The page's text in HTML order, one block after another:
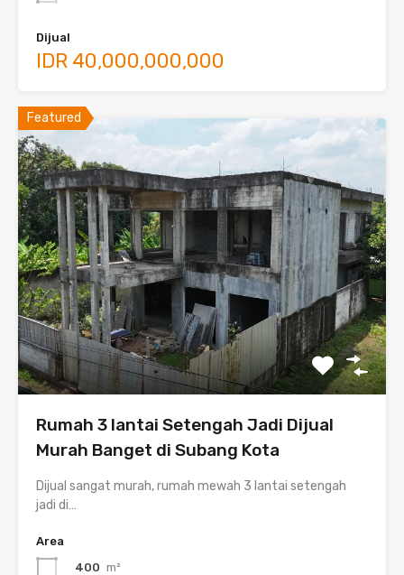
Dijual
IDR 40,000,000,000
Featured
Rumah 3 lantai Setengah Jadi Dijual
Murah Banget di Subang Kota
Dijual sangat murah, rumah mewah 3 lantai setengah
jadi di…
Area
400 m²